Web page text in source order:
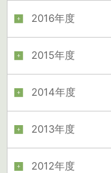
2016年度
2015年度
2014年度
2013年度
2012年度